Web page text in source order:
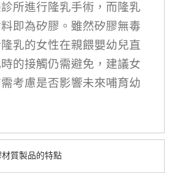
所進行隆乳手術，而隆乳
即為矽膠。雖然矽膠無毒
乳的女性在親餵嬰幼兒直
的接觸仍需避免，建議女
考慮是否影響未來哺育幼
質製品的特點